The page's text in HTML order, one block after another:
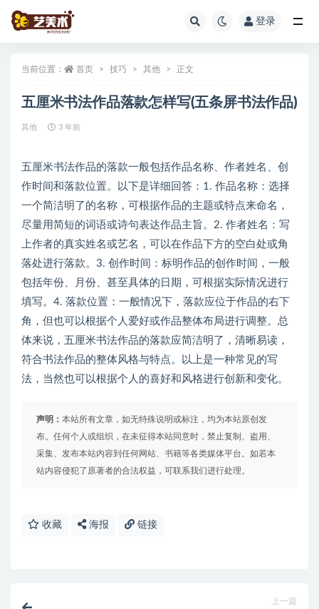
登录
当前位置： 首页 技巧 其他 正文
五厘米书法作品落款怎样写(五条屏书法作品)
其他 3 年前
五厘米书法作品的落款一般包括作品名称、作者姓名、创
作时间和落款位置。以下是详细回答：1. 作品名称：选择
一个简洁明了的名称，可根据作品的主题或特点来命名，
尽量用简短的词语或诗句表达作品主旨。2. 作者姓名：写
上作者的真实姓名或艺名，可以在作品下方的空白处或角
落处进行落款。3. 创作时间：标明作品的创作时间，一般
包括年份、月份、甚至具体的日期，可根据实际情况进行
填写。4. 落款位置：一般情况下，落款应位于作品的右下
角，但也可以根据个人爱好或作品整体布局进行调整。总
体来说，五厘米书法作品的落款应简洁明了，清晰易读，
符合书法作品的整体风格与特点。以上是一种常见的写
法，当然也可以根据个人的喜好和风格进行创新和变化。
声明： 本站所有文章，如无特殊说明或标注，均为本站原创发
布。任何个人或组织，在未征得本站同意时，禁止复制、盗用、
采集、发布本站内容到任何网站、书籍等各类媒体平台。如若本
站内容侵犯了原著者的合法权益，可联系我们进行处理。
收藏 海报 链接
上一篇